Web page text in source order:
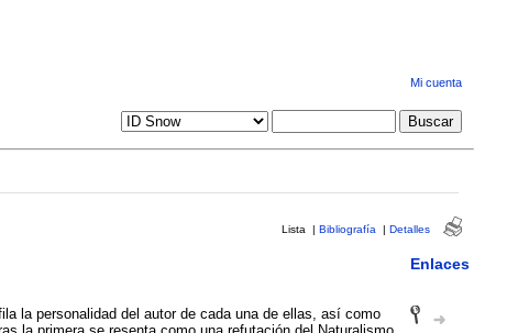
Mi cuenta
Lista | Bibliografía | Detalles
Enlaces
la personalidad del autor de cada una de ellas, así como